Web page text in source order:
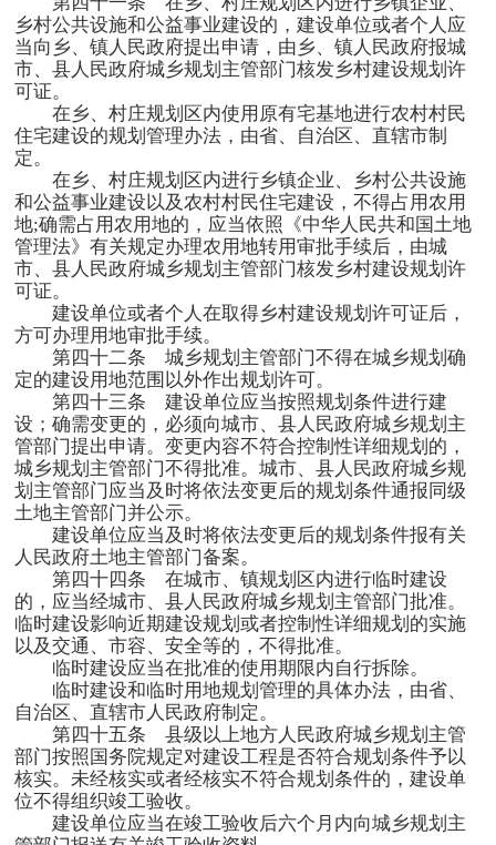
乡村公共设施和公益事业建设的，建设单位或者个人应
当向乡、镇人民政府提出申请，由乡、镇人民政府报城
市、县人民政府城乡规划主管部门核发乡村建设规划许
可证。
在乡、村庄规划区内使用原有宅基地进行农村村民
住宅建设的规划管理办法，由省、自治区、直辖市制
定。
在乡、村庄规划区内进行乡镇企业、乡村公共设施
和公益事业建设以及农村村民住宅建设，不得占用农用
地;确需占用农用地的，应当依照《中华人民共和国土地
管理法》有关规定办理农用地转用审批手续后，由城
市、县人民政府城乡规划主管部门核发乡村建设规划许
可证。
建设单位或者个人在取得乡村建设规划许可证后，
方可办理用地审批手续。
第四十二条 城乡规划主管部门不得在城乡规划确
定的建设用地范围以外作出规划许可。
第四十三条 建设单位应当按照规划条件进行建
设；确需变更的，必须向城市、县人民政府城乡规划主
管部门提出申请。变更内容不符合控制性详细规划的，
城乡规划主管部门不得批准。城市、县人民政府城乡规
划主管部门应当及时将依法变更后的规划条件通报同级
土地主管部门并公示。
建设单位应当及时将依法变更后的规划条件报有关
人民政府土地主管部门备案。
第四十四条 在城市、镇规划区内进行临时建设
的，应当经城市、县人民政府城乡规划主管部门批准。
临时建设影响近期建设规划或者控制性详细规划的实施
以及交通、市容、安全等的，不得批准。
临时建设应当在批准的使用期限内自行拆除。
临时建设和临时用地规划管理的具体办法，由省、
自治区、直辖市人民政府制定。
第四十五条 县级以上地方人民政府城乡规划主管
部门按照国务院规定对建设工程是否符合规划条件予以
核实。未经核实或者经核实不符合规划条件的，建设单
位不得组织竣工验收。
建设单位应当在竣工验收后六个月内向城乡规划主